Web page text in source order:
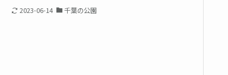
2023-06-14 千葉の公園